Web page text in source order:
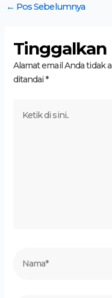
← Pos Sebelumnya
Alamat email Anda tidak
ditandai*